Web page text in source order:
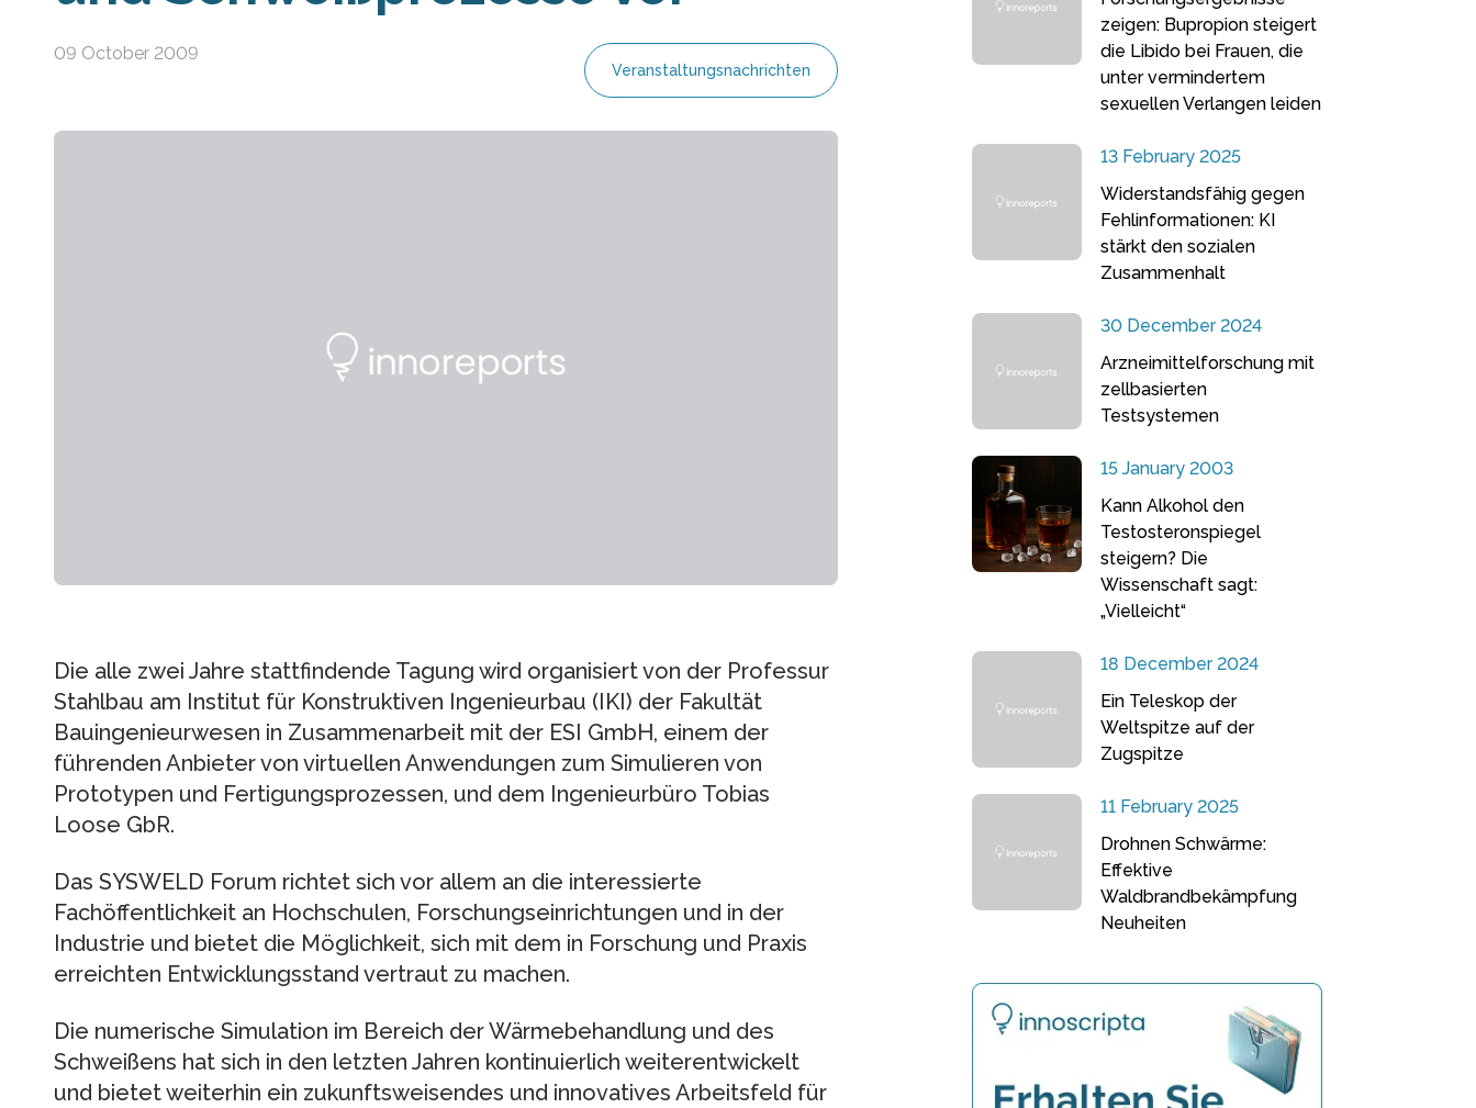
09 October 2009
Veranstaltungsnachrichten
Die alle zwei Jahre stattfindende Tagung wird organisiert von der Professur
Stahlbau am Institut für Konstruktiven Ingenieurbau (IKI) der Fakultät
Bauingenieurwesen in Zusammenarbeit mit der ESI GmbH, einem der
führenden Anbieter von virtuellen Anwendungen zum Simulieren von
Prototypen und Fertigungsprozessen, und dem Ingenieurbüro Tobias
Loose GbR.
Das SYSWELD Forum richtet sich vor allem an die interessierte
Fachöffentlichkeit an Hochschulen, Forschungseinrichtungen und in der
Industrie und bietet die Möglichkeit, sich mit dem in Forschung und Praxis
erreichten Entwicklungsstand vertraut zu machen.
Die numerische Simulation im Bereich der Wärmebehandlung und des
Schweißens hat sich in den letzten Jahren kontinuierlich weiterentwickelt
und bietet weiterhin ein zukunftsweisendes und innovatives Arbeitsfeld für
zeigen: Bupropion steigert
die Libido bei Frauen, die
unter vermindertem
sexuellen Verlangen leiden
13 February 2025
Widerstandsfähig gegen
Fehlinformationen: KI
stärkt den sozialen
Zusammenhalt
30 December 2024
Arzneimittelforschung mit
zellbasierten
Testsystemen
15 January 2003
Kann Alkohol den
Testosteronspiegel
steigern? Die
Wissenschaft sagt:
„Vielleicht“
18 December 2024
Ein Teleskop der
Weltspitze auf der
Zugspitze
11 February 2025
Drohnen Schwärme:
Effektive
Waldbrandbekämpfung
Neuheiten